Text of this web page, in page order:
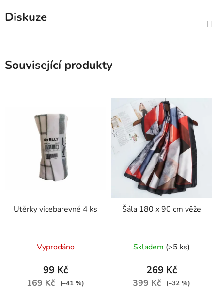
Diskuze
Související produkty
Utěrky vícebarevné 4 ks
Vyprodáno
99 Kč
169 Kč (–41 %)
Šála 180 x 90 cm věže
Skladem (>5 ks)
269 Kč
399 Kč (–32 %)